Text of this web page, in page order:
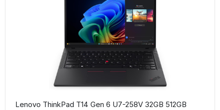
Lenovo ThinkPad T14 Gen 6 U7-258V 32GB 512GB